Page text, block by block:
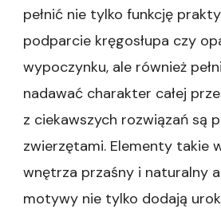
pełnić nie tylko funkcję
podparcie kręgosłupa czy
wypoczynku, ale również
nadawać charakter całej
z ciekawszych rozwiązań są
zwierzętami. Elementy takie
wnętrza przaśny i naturalny
motywy nie tylko dodają